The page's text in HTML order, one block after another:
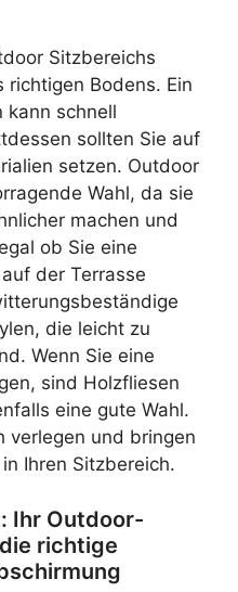
Sitzbereichs
Bodens. Ein
kann schnell
sollten Sie auf
setzen. Outdoor
Wahl, da sie
machen und
ob Sie eine
der Terrasse
die leicht zu
Wenn Sie eine
sind Holzfliesen
eine gute Wahl.
verlegen und bringen
Ihren Sitzbereich.
Ihr Outdoor-
richtige